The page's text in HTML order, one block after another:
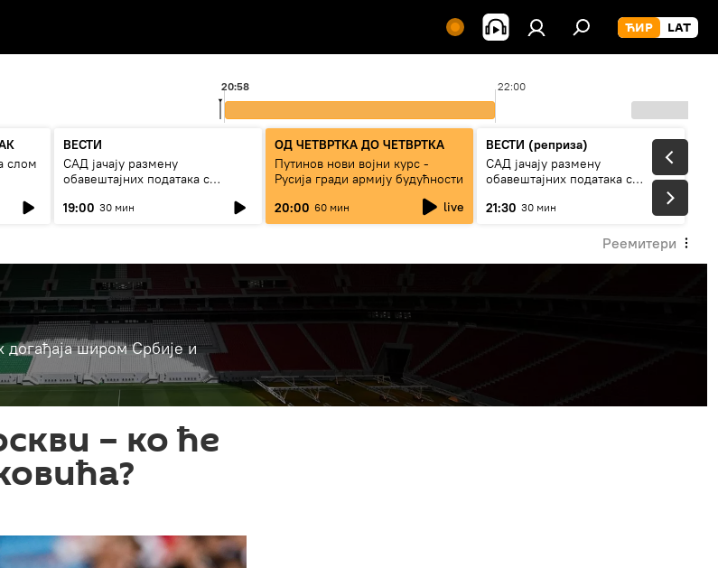
22:00
20:58
слом
ВЕСТИ
САД јачају размену
обавештајних података с
19:00 30 мин
ОД ЧЕТВРТКА ДО ЧЕТВРТКА
Путинов нови војни курс -
Русија гради армију будућности
20:00 60 мин live
ВЕСТИ (реприза)
САД јачају размену
обавештајних података с
21:30 30 мин
Реемитери
догађаја широм Србије и
– ко ће